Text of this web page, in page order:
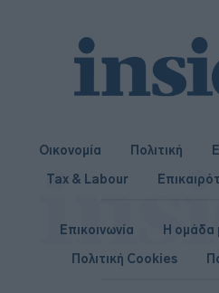
Οικονομία Πολιτική
Tax & Labour
Επικοινωνία Η ομάδα
Πολιτική Cookies